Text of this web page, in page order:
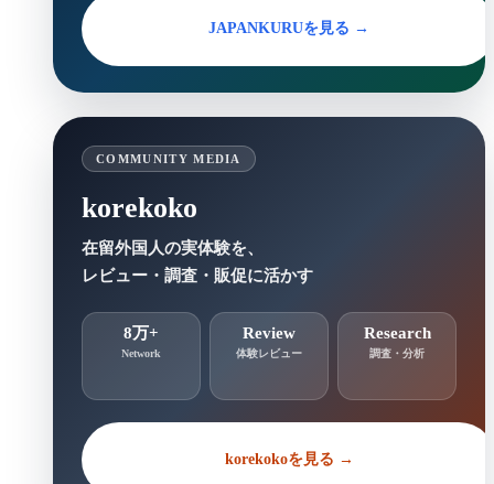
JAPANKURUを見る →
COMMUNITY MEDIA
korekoko
在留外国人の実体験を、
レビュー・調査・販促に活かす
8万+
Network
Review
体験レビュー
Research
調査・分析
korekokoを見る →